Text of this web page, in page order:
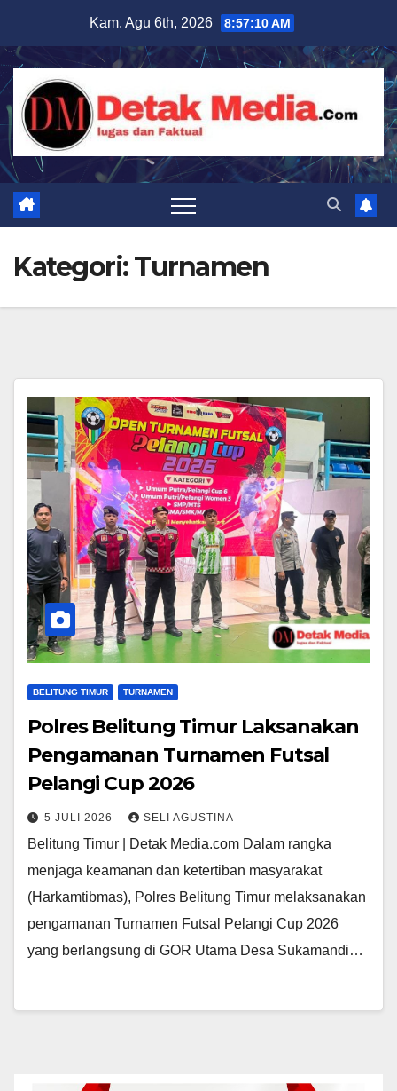
content
Kam. Agu 6th, 2026 8:57:11 AM
Kategori:Turnamen
BELITUNG TIMUR TURNAMEN
Polres Belitung Timur Laksanakan
Pengamanan Turnamen Futsal
Pelangi Cup 2026
5 JULI 2026 SELI AGUSTINA
Belitung Timur | Detak Media.com Dalam rangka
menjaga keamanan dan ketertiban masyarakat
(Harkamtibmas), Polres Belitung Timur melaksanakan
pengamanan Turnamen Futsal Pelangi Cup 2026
yang berlangsung di GOR Utama Desa Sukamandi…